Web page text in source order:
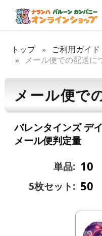
トップ ご利用ガイド
メール便での配送に
メール便で
バレンタインズ デ
メール便判定量
単品: 10
5枚セット: 50